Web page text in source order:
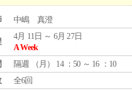
中嶋 真澄
4月 11日 ～ 6月 27日
A Week
隔週 （ 月 ） 14 ：50 ～ 16 ：10
全6回